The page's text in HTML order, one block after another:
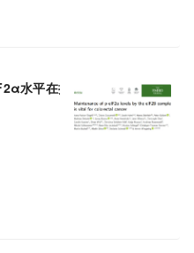
水平在撑腰，EMBO J最新研